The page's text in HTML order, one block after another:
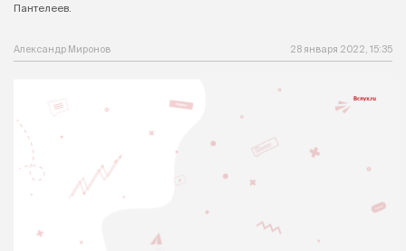
Пантелеев.
Александр Миронов 28 января 2022, 15:35